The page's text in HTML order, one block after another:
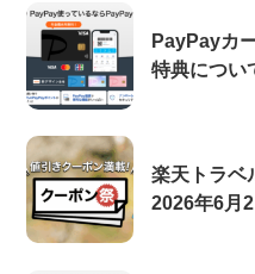
PayPayカ
特典につい
楽天トラベ
2026年6月